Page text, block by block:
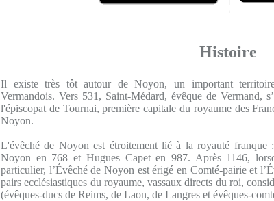
Histoire
Il existe très tôt autour de Noyon, un important
Vermandois. Vers 531, Saint-Médard, évêque de Vermand,
l'épiscopat de Tournai, première capitale du royaume des
Noyon.
L'évêché de Noyon est étroitement lié à la royauté franque
Noyon en 768 et Hugues Capet en 987. Après 1146,
particulier, l’Évêché de Noyon est érigé en Comté-pairie et
pairs ecclésiastiques du royaume, vassaux directs du roi,
(évêques-ducs de Reims, de Laon, de Langres et évêques-